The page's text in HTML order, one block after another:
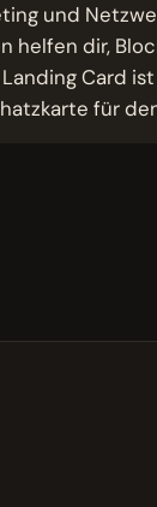
und
helfen dir,
Card
für